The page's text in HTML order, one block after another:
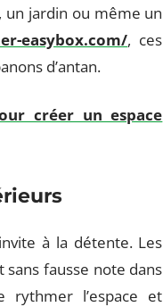
jardin ou même un
easybox.com/, ces
d’antan.
créer un espace
à la détente. Les
sans fausse note dans
rythmer l’espace et